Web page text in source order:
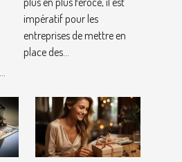
fidéliser sa
clientèle grâce
aux outils du
référencement
impératif pour les
entreprises de mettre en
place des...